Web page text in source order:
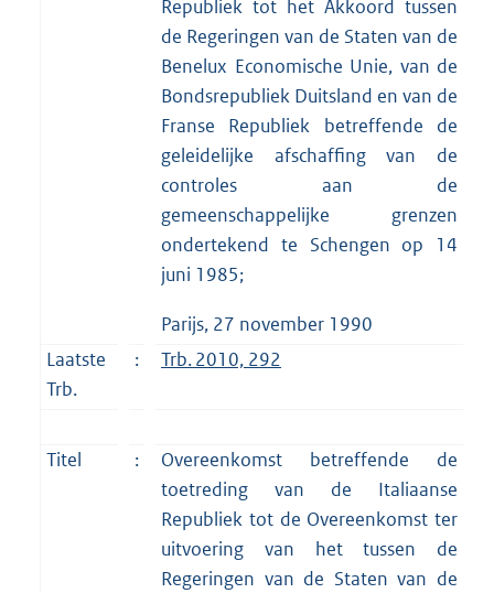
Republiek tot het Akkoord tussen
de Regeringen van de Staten van de
Benelux Economische Unie, van de
Bondsrepubliek Duitsland en van de
Franse Republiek betreffende de
geleidelijke afschaffing van de
controles aan de
gemeenschappelijke grenzen
ondertekend te Schengen op 14
juni 1985;
Parijs, 27 november 1990
Laatste
Trb.
: Trb. 2010, 292
Titel :
Overeenkomst betreffende de
toetreding van de Italiaanse
Republiek tot de Overeenkomst ter
uitvoering van het tussen de
Regeringen van de Staten van de